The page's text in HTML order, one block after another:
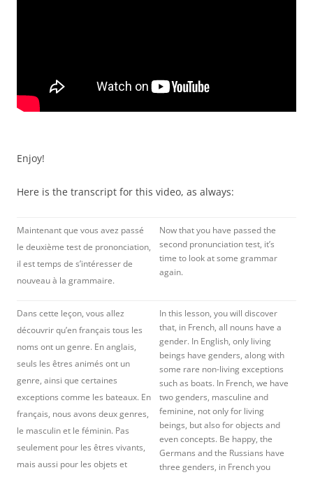
Enjoy!
Here is the transcript for this video, as always:
Maintenant que vous avez passé
le deuxième test de prononciation,
il est temps de s’intéresser de
nouveau à la grammaire.
Now that you have passed the
second pronunciation test, it’s
time to look at some grammar
again.
Dans cette leçon, vous allez
découvrir qu’en français tous les
noms ont un genre. En anglais,
seuls les êtres animés ont un
genre, ainsi que certaines
exceptions comme les bateaux. En
français, nous avons deux genres,
le masculin et le féminin. Pas
seulement pour les êtres vivants,
mais aussi pour les objets et
In this lesson, you will discover
that, in French, all nouns have a
gender. In English, only living
beings have genders, along with
some rare non-living exceptions
such as boats. In French, we have
two genders, masculine and
feminine, not only for living
beings, but also for objects and
even concepts. Be happy, the
Germans and the Russians have
three genders, in French you